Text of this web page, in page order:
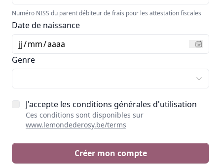
Numéro NISS du parent débiteur de frais pour les attestation fiscales
Date de naissance
jj/mm/aaaa
Genre
J'accepte les conditions générales d'utilisation
Ces conditions sont disponibles sur
www.lemondederosy.be/terms
Créer mon compte